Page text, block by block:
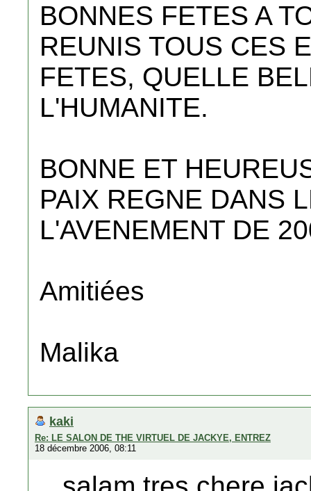
BONNES FETES A
REUNIS TOUS CES
FETES, QUELLE
L'HUMANITE.
BONNE ET
PAIX REGNE DANS
L'AVENEMENT DE
Amitiées
Malika
kaki
Re: LE SALON DE THE VIRTUEL DE JACKYE, ENTREZ
18 décembre 2006, 08:11